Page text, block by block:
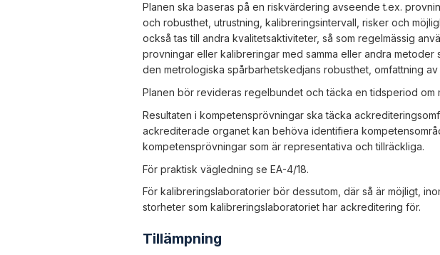
Planen ska baseras på en riskvärdering avseende t.ex.
och robusthet, utrustning, kalibreringsintervall, risker och
också tas till andra kvalitetsaktiviteter, så som regelmässig
provningar eller kalibreringar med samma eller andra
den metrologiska spårbarhetskedjans robusthet, omfattning
Planen bör revideras regelbundet och täcka en tidsperiod om
Resultaten i kompetensprövningar ska täcka
ackrediterade organet kan behöva identifiera
kompetensprövningar som är representativa och tillräckliga.
För praktisk vägledning se EA-4/18.
För kalibreringslaboratorier bör dessutom, där så är möjligt,
storheter som kalibreringslaboratoriet har ackreditering för.
Tillämpning